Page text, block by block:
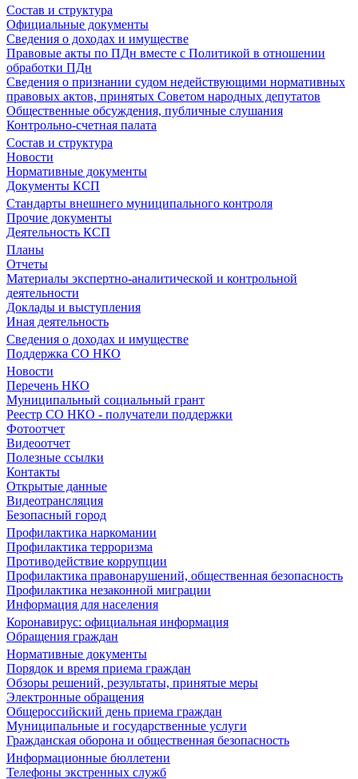
Состав и структура
Официальные документы
Сведения о доходах и имуществе
Правовые акты по ПДн вместе с Политикой в отношении
обработки ПДн
Сведения о признании судом недействующими нормативных
правовых актов, принятых Советом народных депутатов
Общественные обсуждения, публичные слушания
Контрольно-счетная палата
Состав и структура
Новости
Нормативные документы
Документы КСП
Стандарты внешнего муниципального контроля
Прочие документы
Деятельность КСП
Планы
Отчеты
Материалы экспертно-аналитической и контрольной
деятельности
Доклады и выступления
Иная деятельность
Сведения о доходах и имуществе
Поддержка СО НКО
Новости
Перечень НКО
Муниципальный социальный грант
Реестр СО НКО - получатели поддержки
Фотоотчет
Видеоотчет
Полезные ссылки
Контакты
Открытые данные
Видеотрансляция
Безопасный город
Профилактика наркомании
Профилактика терроризма
Противодействие коррупции
Профилактика правонарушений, общественная безопасность
Профилактика незаконной миграции
Информация для населения
Коронавирус: официальная информация
Обращения граждан
Нормативные документы
Порядок и время приема граждан
Обзоры решений, результаты, принятые меры
Электронные обращения
Общероссийский день приема граждан
Муниципальные и государственные услуги
Гражданская оборона и общественная безопасность
Информационные бюллетени
Телефоны экстренных служб